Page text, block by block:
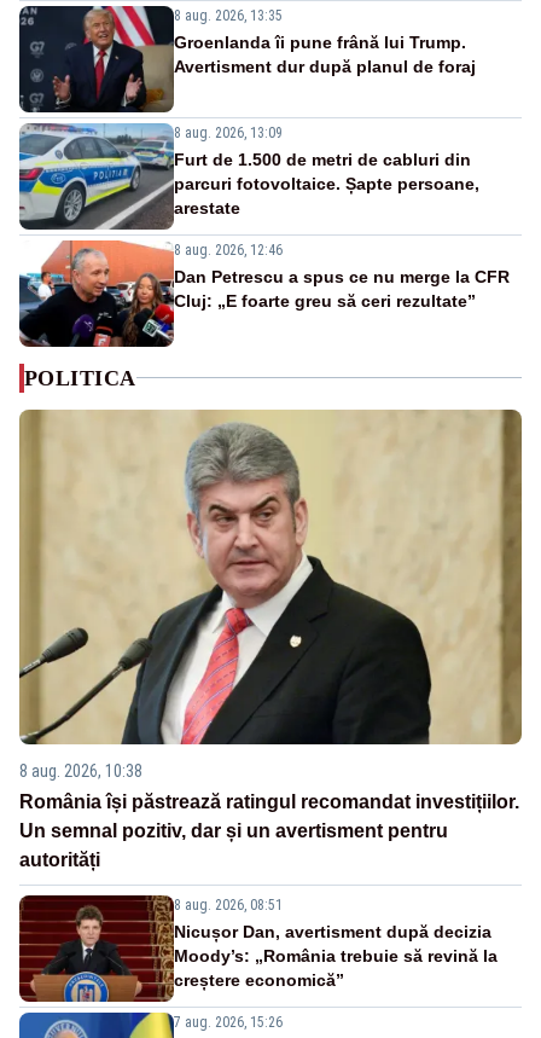
8 aug. 2026, 13:35
Groenlanda îi pune frână lui Trump.
Avertisment dur după planul de foraj
8 aug. 2026, 13:09
Furt de 1.500 de metri de cabluri din
parcuri fotovoltaice. Șapte persoane,
arestate
8 aug. 2026, 12:46
Dan Petrescu a spus ce nu merge la CFR
Cluj: „E foarte greu să ceri rezultate”
POLITICA
8 aug. 2026, 10:38
România își păstrează ratingul recomandat investițiilor.
Un semnal pozitiv, dar și un avertisment pentru
autorități
8 aug. 2026, 08:51
Nicușor Dan, avertisment după decizia
Moody’s: „România trebuie să revină la
creștere economică”
7 aug. 2026, 15:26